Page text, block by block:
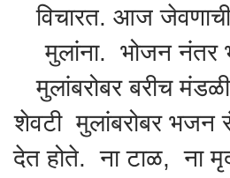
विचारत. आज
मुलांना. भोजन नंतर
मुलांबरोबर बरीच
शेवटी मुलांबरोबर
देत होते. ना टाळ, ना